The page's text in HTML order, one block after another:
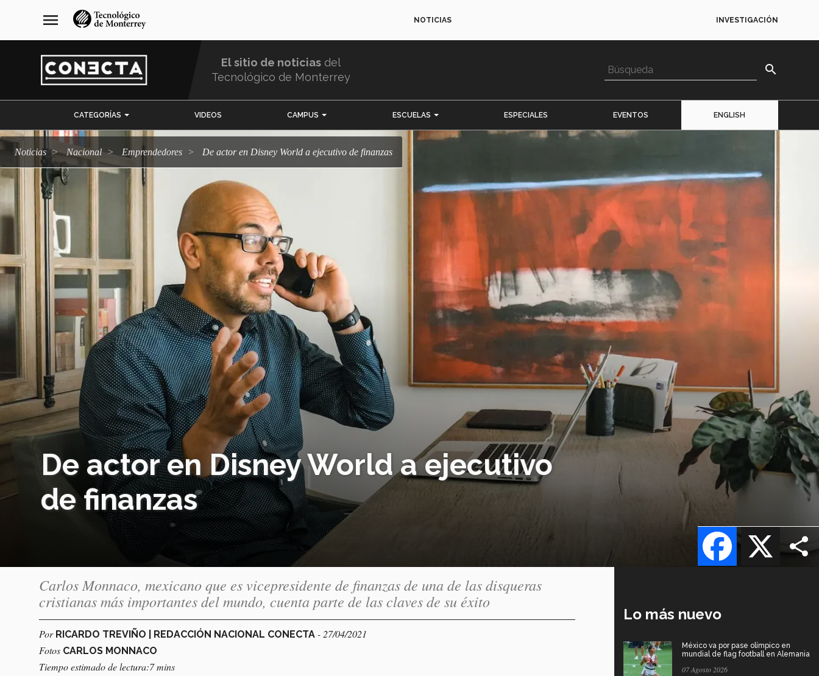
navegación
principal
menu NOTICIAS INVESTIGACIÓN
El sitio de noticias del
Tecnológico de Monterrey
search
CATEGORÍAS VIDEOS CAMPUS ESCUELAS ESPECIALES EVENTOS ENGLISH
Noticias Nacional emprendedores De actor en Disney World a ejecutivo de finanzas
De actor en Disney World a ejecutivo
de finanzas
X
Facebook
Carlos Monnaco, mexicano que es vicepresidente de finanzas de una de las disqueras
cristianas más importantes del mundo, cuenta parte de las claves de su éxito
Por RICARDO TREVIÑO | REDACCIÓN NACIONAL CONECTA - 27/04/2021
Fotos CARLOS MONNACO
Tiempo estimado de lectura:7 mins
Lo más nuevo
México va por pase olímpico en
mundial de flag football en Alemania
07 Agosto 2026